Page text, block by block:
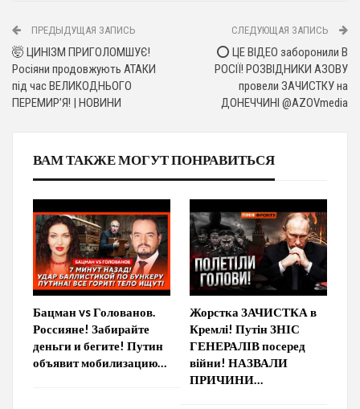
ПРЕДЫДУЩАЯ ЗАПИСЬ
🤯 ЦИНІЗМ ПРИГОЛОМШУЄ!
Росіяни продовжують АТАКИ
під час ВЕЛИКОДНЬОГО
ПЕРЕМИР’Я! | НОВИНИ
СЛЕДУЮЩАЯ ЗАПИСЬ
⭕️ ЦЕ ВІДЕО заборонили В
РОСІЇ! РОЗВІДНИКИ АЗОВУ
провели ЗАЧИСТКУ на
ДОНЕЧЧИНІ @AZOVmedia
ВАМ ТАКЖЕ МОГУТ ПОНРАВИТЬСЯ
Бацман vs Голованов.
Россияне! Забирайте
деньги и бегите! Путин
объявит мобилизацию…
Жорстка ЗАЧИСТКА в
Кремлі! Путін ЗНІС
ГЕНЕРАЛІВ посеред
війни! НАЗВАЛИ
ПРИЧИНИ…